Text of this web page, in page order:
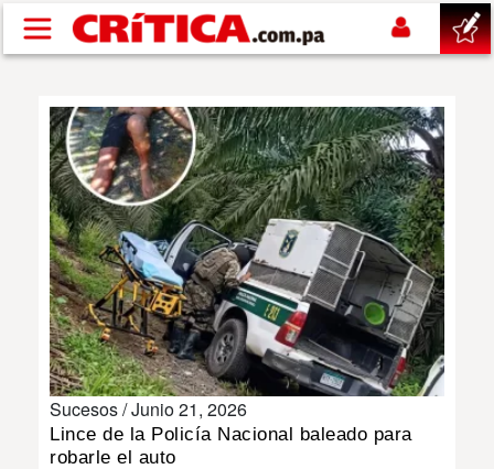
Pasar al contenido principal
SUCESOS
NACIONAL
POLÍTICA
SHOW
DEPORTES
Sucesos /Junio 21, 2026
Lince de la Policía Nacional baleado para
robarle el auto